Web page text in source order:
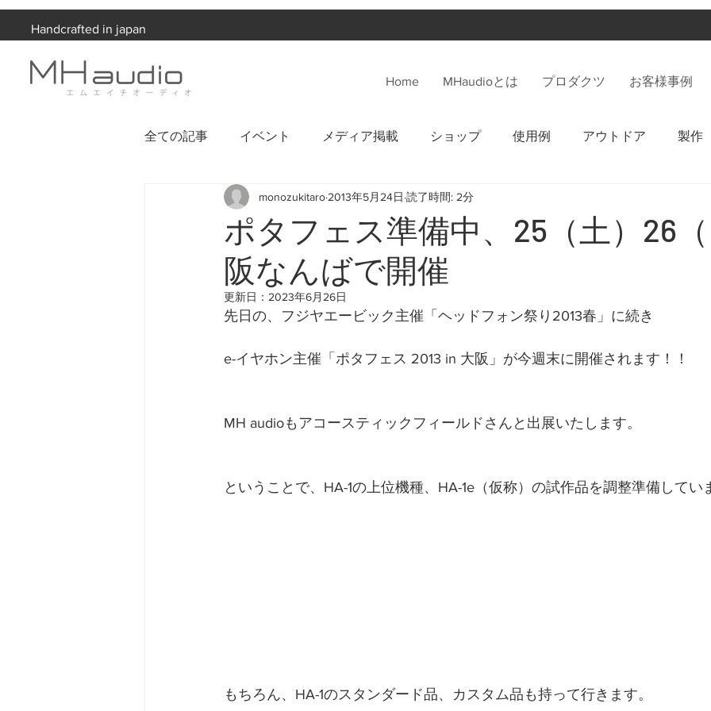
Handcrafted in japan
Home MHaudioとは プロダクツ お客様事例
全ての記事 イベント メディア掲載 ショップ 使用例 アウトドア 製作
お知らせ
ポタフェス準備中、25（土）26
阪なんばで開催
monozukitaro 2013年5月24日 読了時間: 2分
更新日： 2023年6月26日
先日の、フジヤエービック主催「ヘッドフォン祭り2013春」に続き
e-イヤホン主催「ポタフェス 2013 in 大阪」が今週末に開催されます！！
MH audioもアコースティックフィールドさんと出展いたします。
ということで、HA-1の上位機種、HA-1e（仮称）の試作品を調整準備してい
もちろん、HA-1のスタンダード品、カスタム品も持って行きます。